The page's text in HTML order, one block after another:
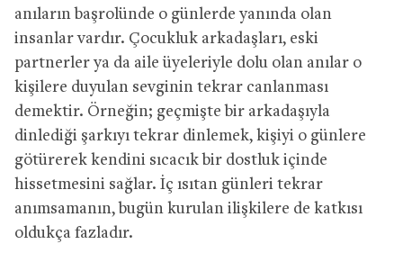
anıların başrolünde o günlerde yanında olan
insanlar vardır. Çocukluk arkadaşları, eski
partnerler ya da aile üyeleriyle dolu olan anılar o
kişilere duyulan sevginin tekrar canlanması
demektir. Örneğin; geçmişte bir arkadaşıyla
dinlediği şarkıyı tekrar dinlemek, kişiyi o günlere
götürerek kendini sıcacık bir dostluk içinde
hissetmesini sağlar. İç ısıtan günleri tekrar
anımsamanın, bugün kurulan ilişkilere de katkısı
oldukça fazladır.